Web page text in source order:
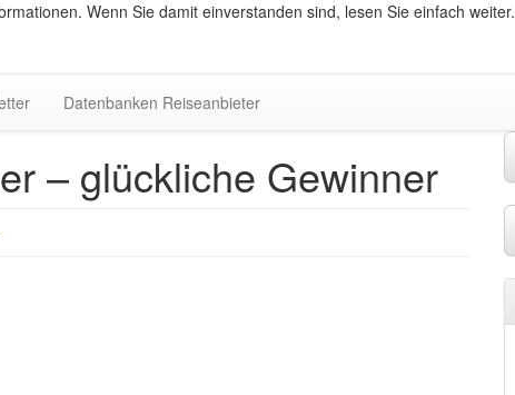
Wenn Sie damit einverstanden sind, lesen Sie einfach weiter.
Datenbanken Reiseanbieter
– glückliche Gewinner